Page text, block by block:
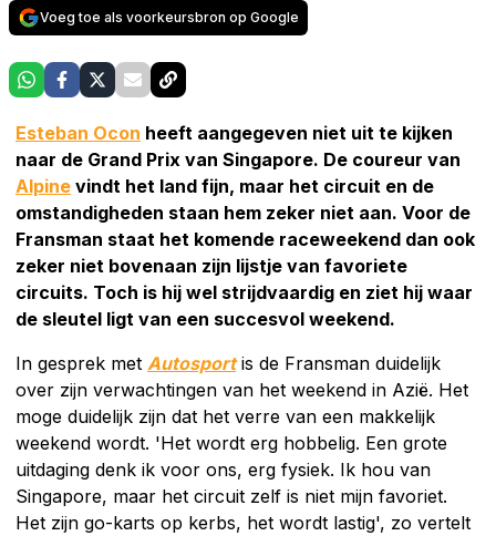
Voeg toe als voorkeursbron op Google
Esteban Ocon heeft aangegeven niet uit te kijken
naar de Grand Prix van Singapore. De coureur van
Alpine vindt het land fijn, maar het circuit en de
omstandigheden staan hem zeker niet aan. Voor de
Fransman staat het komende raceweekend dan ook
zeker niet bovenaan zijn lijstje van favoriete
circuits. Toch is hij wel strijdvaardig en ziet hij waar
de sleutel ligt van een succesvol weekend.
In gesprek met Autosportis de Fransman duidelijk
over zijn verwachtingen van het weekend in Azië. Het
moge duidelijk zijn dat het verre van een makkelijk
weekend wordt. 'Het wordt erg hobbelig. Een grote
uitdaging denk ik voor ons, erg fysiek. Ik hou van
Singapore, maar het circuit zelf is niet mijn favoriet.
Het zijn go-karts op kerbs, het wordt lastig', zo vertelt